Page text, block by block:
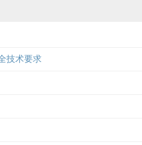
技术要求